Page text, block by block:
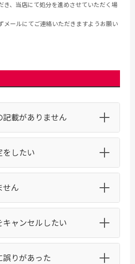
き、当店にて処分を進めさせていただく場
メールにてご連絡いただきますようお願い
記載がありません
をしたい
せん
キャンセルしたい
誤りがあった